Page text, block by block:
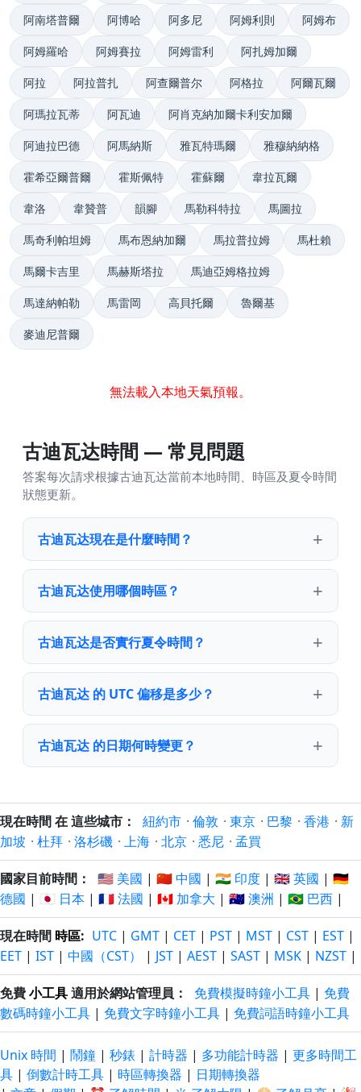
阿南塔普爾 阿博哈 阿多尼 阿姆利則 阿姆布
阿姆羅哈 阿姆賽拉 阿姆雷利 阿扎姆加爾
阿拉 阿拉普扎 阿查爾普尔 阿格拉 阿爾瓦爾
阿瑪拉瓦蒂 阿瓦迪 阿肖克納加爾卡利安加爾
阿迪拉巴德 阿馬納斯 雅瓦特瑪爾 雅穆納納格
霍希亞爾普爾 霍斯佩特 霍蘇爾 韋拉瓦爾
韋洛 韋贊普 韻腳 馬勒科特拉 馬圖拉
馬奇利帕坦姆 馬布恩納加爾 馬拉普拉姆 馬杜賴
馬爾卡吉里 馬赫斯塔拉 馬迪亞姆格拉姆
馬達納帕勒 馬雷岡 高貝托爾 魯爾基
麥迪尼普爾
無法載入本地天氣預報。
古迪瓦达時間 — 常見問題
答案每次請求根據古迪瓦达當前本地時間、時區及夏令時間
狀態更新。
古迪瓦达現在是什麼時間？
古迪瓦达使用哪個時區？
古迪瓦达是否實行夏令時間？
古迪瓦达 的 UTC 偏移是多少？
古迪瓦达 的日期何時變更？
現在時間 在 這些城市： 紐約市 · 倫敦 · 東京 · 巴黎 · 香港 · 新
加坡 · 杜拜 · 洛杉磯 · 上海 · 北京 · 悉尼 · 孟買
國家目前時間： 🇺🇸 美國 | 🇨🇳 中國 | 🇮🇳 印度 | 🇬🇧 英國 | 🇩🇪
德國 | 🇯🇵 日本 | 🇫🇷 法國 | 🇨🇦 加拿大 | 🇦🇺 澳洲 | 🇧🇷 巴西 |
現在時間 時區: UTC | GMT | CET | PST | MST | CST | EST |
EET | IST | 中國（CST） | JST | AEST | SAST | MSK | NZST |
免費小工具適用於網站管理員： 免費模擬時鐘小工具 | 免費
數碼時鐘小工具 | 免費文字時鐘小工具 | 免費詞語時鐘小工具
Unix 時間 | 鬧鐘 | 秒錶 | 計時器 | 多功能計時器 | 更多時間工
具 | 倒數計時工具 | 時區轉換器 | 日期轉換器